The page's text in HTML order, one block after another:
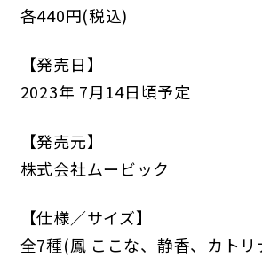
ANIME
STAFF/CAST
GAME
NEWS STORY
CHARACTER
各440円(税込)
【発売日】
2023年 7月14日頃予定
【発売元】
株式会社ムービック
【仕様／サイズ】
全7種(鳳 ここな、静香、カトリ